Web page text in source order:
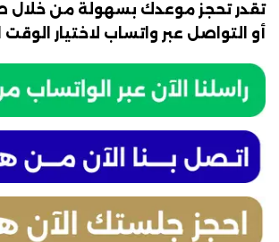
تقدر تحجز موعدك بسهولة من
أو التواصل عبر واتساب لاختيار